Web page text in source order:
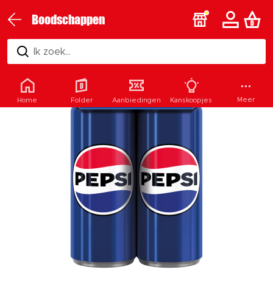
Boodschappen
Ik zoek...
Home Folder Aanbiedingen Kanskoopjes Meer